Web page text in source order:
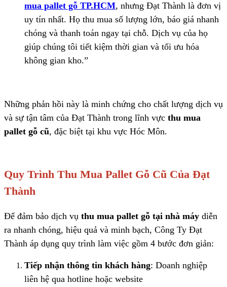
mua pallet gỗ TP.HCM, nhưng Đạt Thành là đơn vị
uy tín nhất. Họ thu mua số lượng lớn, báo giá nhanh
chóng và thanh toán ngay tại chỗ. Dịch vụ của họ
giúp chúng tôi tiết kiệm thời gian và tối ưu hóa
không gian kho.”
Những phản hồi này là minh chứng cho chất lượng dịch vụ
và sự tận tâm của Đạt Thành trong lĩnh vực thu mua
pallet gỗ cũ, đặc biệt tại khu vực Hóc Môn.
Quy Trình Thu Mua Pallet Gỗ Cũ Của Đạt
Thành
Để đảm bảo dịch vụ thu mua pallet gỗ tại nhà máy diễn
ra nhanh chóng, hiệu quả và minh bạch, Công Ty Đạt
Thành áp dụng quy trình làm việc gồm 4 bước đơn giản:
Tiếp nhận thông tin khách hàng: Doanh nghiệp
liên hệ qua hotline hoặc website